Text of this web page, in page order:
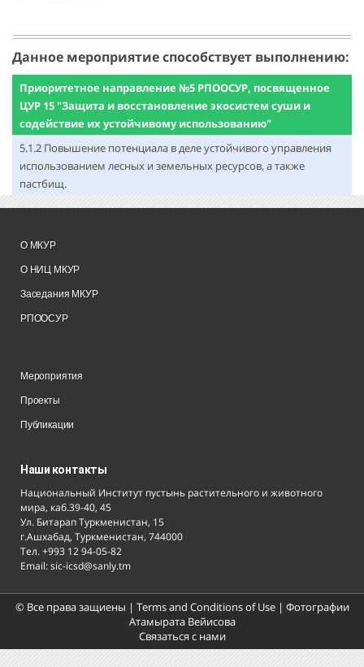
Данное мероприятие способствует выполнению:
Приоритетное направление №5 РПООСУР, посвященное
ЦУР 15 "Защита и восстановление экосистем суши и
содействие их устойчивому использованию"
5.1.2 Повышение потенциала в деле устойчивого управления
использованием лесных и земельных ресурсов, а также
пастбищ.
О МКУР
О НИЦ МКУР
Заседания МКУР
РПООСУР
Мероприятия
Проекты
Публикации
Наши контакты
Национальный Институт пустынь растительного и животного
мира, каб.39-40, 45
Ул. Битарап Туркменистан, 15
г.Ашхабад, Туркменистан, 744000
Тел. +993 12 94-05-82
Email: sic-icsd@sanly.tm
© Все права защиены | Terms and Conditions of Use| Фотографии
Атамырата Вейисова
Связаться с нами